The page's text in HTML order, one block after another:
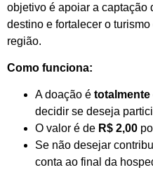
objetivo é apoiar a captação
destino e fortalecer o
região.
Como funciona:
A doação é totalmente
decidir se deseja
O valor é de R$ 2,00
Se não desejar
conta ao final da